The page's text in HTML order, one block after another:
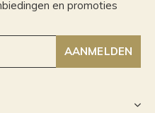
en promoties
AANMELDEN